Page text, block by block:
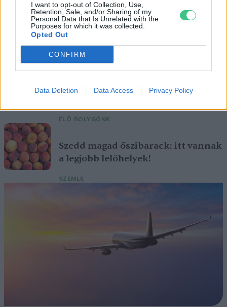
I want to opt-out of Collection, Use,
Retention, Sale, and/or Sharing of my
Personal Data that Is Unrelated with the
Purposes for which it was collected.
Opted Out
CONFIRM
Data Deletion Data Access Privacy Policy
A vitorlavirág ideális szobanövény, hiszen kiválóan tűri a meleget
és a fényszegény környezetet.
Születésnapi programokkal várja a
hétvégén a közönséget a 160 éves
ÉLŐ BOLYGÓNK
Szedd magad őszibarack: itt vannak
a legjobb lelőhelyek!
SZEMLE